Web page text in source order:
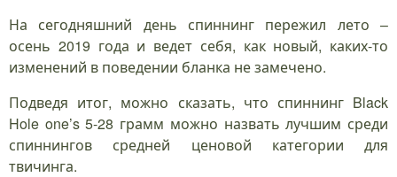
На сегодняшний день спиннинг пережил лето –
осень 2019 года и ведет себя, как новый, каких-то
изменений в поведении бланка не замечено.
Подведя итог, можно сказать, что спиннинг Black
Hole one’s 5-28 грамм можно назвать лучшим среди
спиннингов средней ценовой категории для
твичинга.